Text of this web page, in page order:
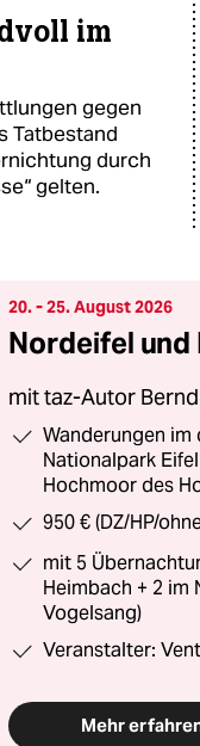
im
gegen
Tatbestand
durch
gelten.
20. - 25. August 2026
Nordeifel und
mit taz-Autor
Wanderungen
Nationalpark
Hochmoor des
950 € (DZ/HP/
mit 5
Heimbach + 2 im
Vogelsang)
Veranstalter:
Mehr